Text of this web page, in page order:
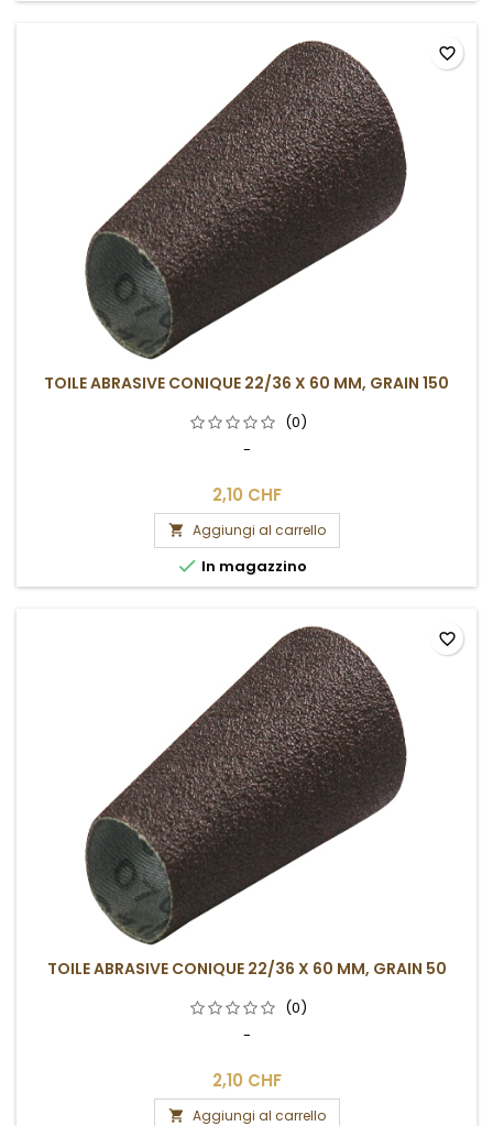
TOILE ABRASIVE CONIQUE 22/36 X 60 MM, GRAIN 150
(0)
-
2,10 CHF
 Aggiungi al carrello
 In magazzino
favorite_border
TOILE ABRASIVE CONIQUE 22/36 X 60 MM, GRAIN 50
(0)
-
2,10 CHF
 Aggiungi al carrello
favorite_border